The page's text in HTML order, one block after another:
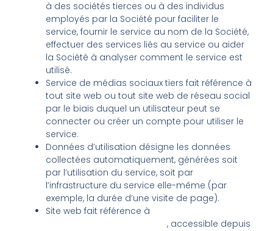
à des sociétés tierces ou à des individus
employés par la Société pour faciliter le
service, fournir le service au nom de la Société,
effectuer des services liés au service ou aider
la Société à analyser comment le service est
utilisé.
Service de médias sociaux tiers fait référence à
tout site web ou tout site web de réseau social
par le biais duquel un utilisateur peut se
connecter ou créer un compte pour utiliser le
service.
Données d’utilisation désigne les données
collectées automatiquement, générées soit
par l’utilisation du service, soit par
l’infrastructure du service elle-même (par
exemple, la durée d’une visite de page).
Site web fait référence à
, accessible depuis